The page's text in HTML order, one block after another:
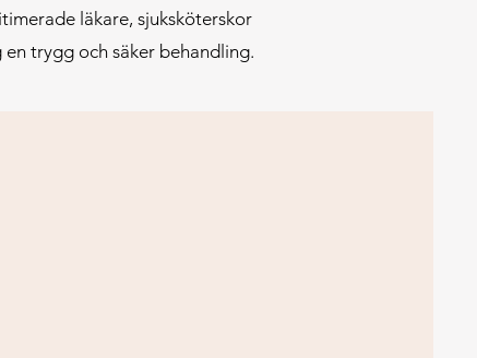
läkare, sjuksköterskor
trygg och säker behandling.